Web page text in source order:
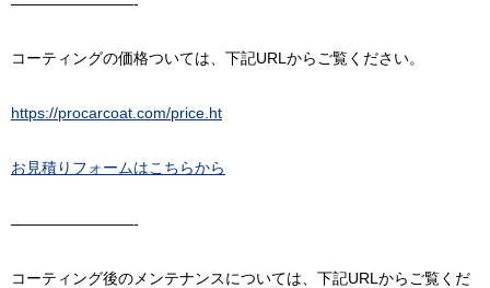
コーティングの価格ついては、下記URLからご覧ください。
https://procarcoat.com/price.ht
お見積りフォームはこちらから
————————-
コーティング後のメンテナンスについては、下記URLからご覧くだ